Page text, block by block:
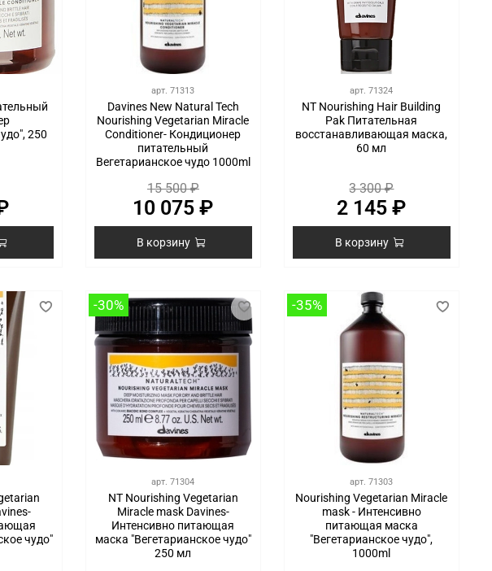
250
арт.71313
Davines New Natural Tech
Nourishing Vegetarian Miracle
Conditioner- Кондиционер
питательный
Вегетарианское чудо 1000ml
15 500 ₽
10 075 ₽
В корзину
арт.71324
NT Nourishing Hair Building
Pak Питательная
восстанавливающая маска,
60 мл
3 300 ₽
2 145 ₽
В корзину
чудо"
-30%
арт.71304
NT Nourishing Vegetarian
Miracle mask Davines-
Интенсивно питающая
маска "Вегетарианское чудо"
250 мл
-35%
арт.71303
Nourishing Vegetarian Miracle
mask - Интенсивно
питающая маска
"Вегетарианское чудо",
1000ml